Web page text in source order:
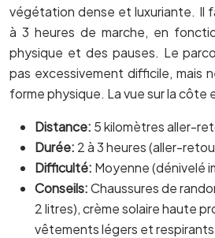
végétation dense et luxuriante. Il
à 3 heures de marche, en
physique et des pauses. Le
pas excessivement difficile, mais
forme physique. La vue sur la côte
Distance: 5 kilomètres aller-
Durée: 2 à 3 heures (aller-
Difficulté: Moyenne (dénivelé
Conseils:Chaussures de
2 litres), crème solaire haute
vêtements légers et